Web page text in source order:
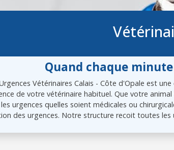
Quand chaque
Vétérinaires Calais - Côte d'Opale est
de votre vétérinaire habituel. Que votre
urgences quelles soient médicales ou
des urgences. Notre structure recoit toutes les